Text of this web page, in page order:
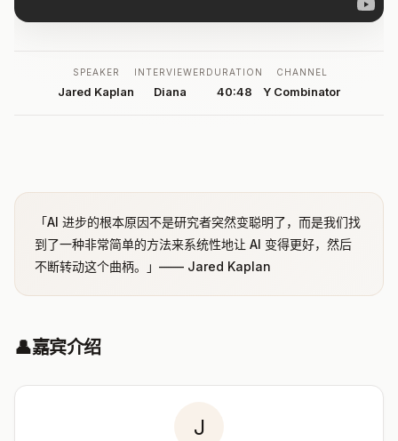
SPEAKER
Jared Kaplan
INTERVIEWER
Diana
DURATION
40:48
CHANNEL
Y Combinator
「AI 进步的根本原因不是研究者突然变聪明了，而是我们找
到了一种非常简单的方法来系统性地让 AI 变得更好，然后
不断转动这个曲柄。」—— Jared Kaplan
👤嘉宾介绍
J